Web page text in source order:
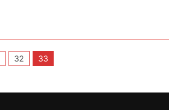
32 33